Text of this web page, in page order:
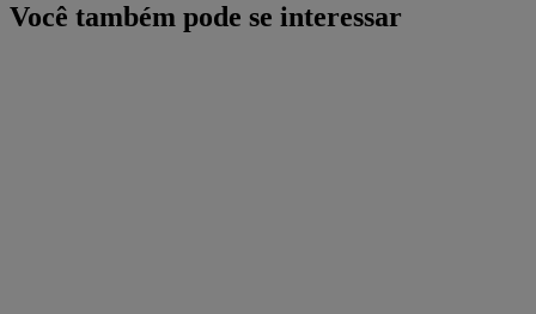
Você também pode se interessar